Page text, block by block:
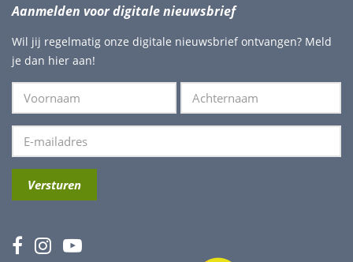
Aanmelden voor digitale nieuwsbrief
Wil jij regelmatig onze digitale nieuwsbrief ontvangen? Meld
je dan hier aan!